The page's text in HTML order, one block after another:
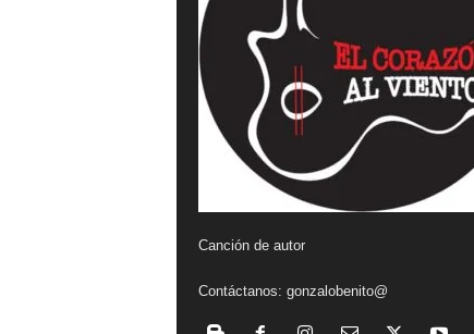
n
t
Canción de autor
Contáctanos: gonzalobenito@